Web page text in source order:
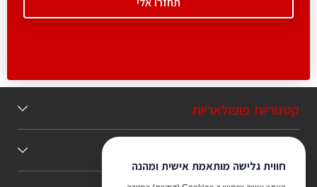
חווית גלישה מותאמת אישית ומהנה
קטגוריות פופולאריות